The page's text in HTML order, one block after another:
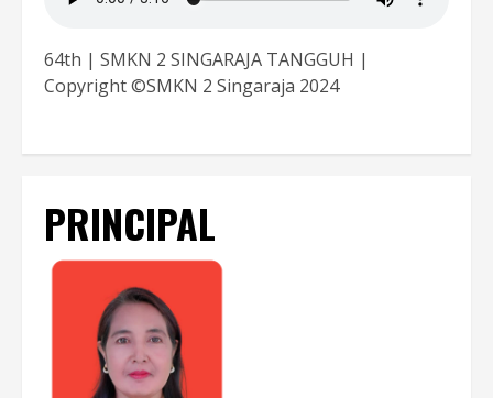
64th | SMKN 2 SINGARAJA TANGGUH |
Copyright ©SMKN 2 Singaraja 2024
PRINCIPAL